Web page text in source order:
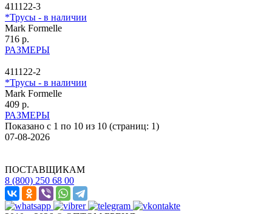
411122-3
*Трусы - в наличии
Mark Formelle
716 р.
РАЗМЕРЫ
411122-2
*Трусы - в наличии
Mark Formelle
409 р.
РАЗМЕРЫ
Показано с 1 по 10 из 10 (страниц: 1)
07-08-2026
ПОСТАВЩИКАМ
8 (800) 250 68 00